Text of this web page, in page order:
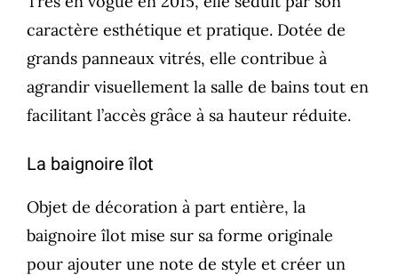
caractère esthétique et pratique. Dotée de
grands panneaux vitrés, elle contribue à
agrandir visuellement la salle de bains tout en
facilitant l’accès grâce à sa hauteur réduite.
La baignoire îlot
Objet de décoration à part entière, la
baignoire îlot mise sur sa forme originale
pour ajouter une note de style et créer un